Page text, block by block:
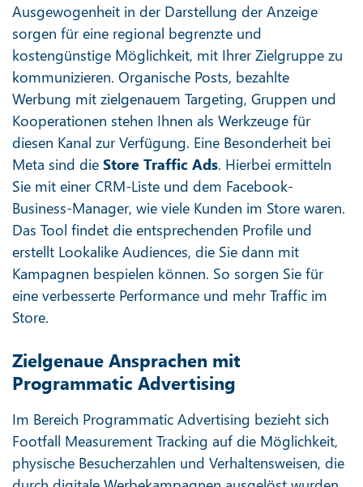
Ausgewogenheit in der Darstellung der Anzeige
sorgen für eine regional begrenzte und
kostengünstige Möglichkeit, mit Ihrer Zielgruppe zu
kommunizieren. Organische Posts, bezahlte
Werbung mit zielgenauem Targeting, Gruppen und
Kooperationen stehen Ihnen als Werkzeuge für
diesen Kanal zur Verfügung. Eine Besonderheit bei
Meta sind die Store Traffic Ads. Hierbei ermitteln
Sie mit einer CRM-Liste und dem Facebook-
Business-Manager, wie viele Kunden im Store waren.
Das Tool findet die entsprechenden Profile und
erstellt Lookalike Audiences, die Sie dann mit
Kampagnen bespielen können. So sorgen Sie für
eine verbesserte Performance und mehr Traffic im
Store.
Zielgenaue Ansprachen mit
Programmatic Advertising
Im Bereich Programmatic Advertising bezieht sich
Footfall Measurement Tracking auf die Möglichkeit,
physische Besucherzahlen und Verhaltensweisen, die